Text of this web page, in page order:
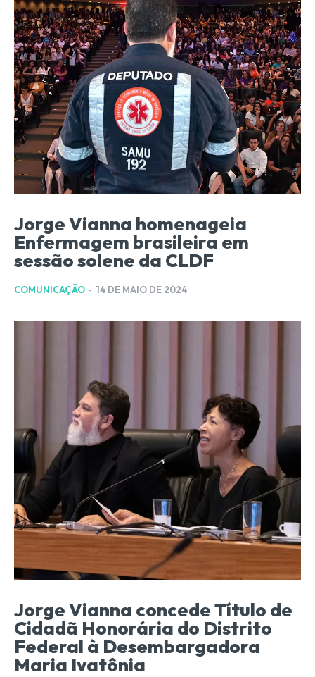
Jorge Vianna homenageia
Enfermagem brasileira em
sessão solene da CLDF
COMUNICAÇÃO - 14 DE MAIO DE 2024
Jorge Vianna concede Título de
Cidadã Honorária do Distrito
Federal à Desembargadora
Maria Ivatônia